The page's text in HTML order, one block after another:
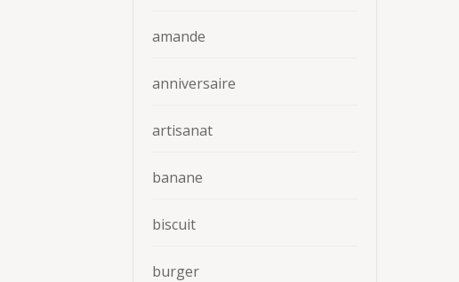
amande
anniversaire
artisanat
banane
biscuit
burger